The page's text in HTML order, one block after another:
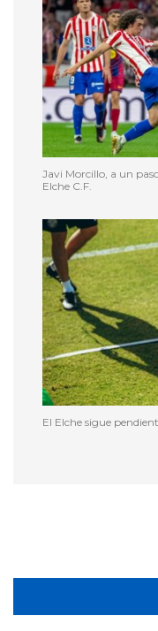
Javi Morcillo, a un
Elche C.F.
El Elche sigue